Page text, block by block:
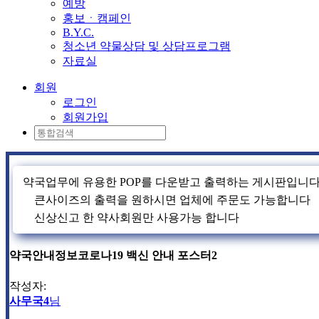
예방
홍보ㆍ캠페인
B.Y.C.
청소년 약물상담 및 상담프로그램
자료실
회원
로그인
회원가입
약국업무에 유용한 POP를 다운받고 출력하는 게시판입니
큰사이즈의 출력을 원하시면 업체에 주문도 가능합니다
신상신고 한 약사회원만 사용가능 합니다
약국안내정보코로나19 백신 안내 포스터2
작성자:
사무국4님